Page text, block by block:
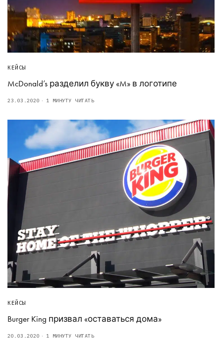
КЕЙСЫ
McDonald’s разделил букву «M» в логотипе
23.03.2020 1 МИНУТУ ЧИТАТЬ
КЕЙСЫ
Burger King призвал «оставаться дома»
20.03.2020 1 МИНУТУ ЧИТАТЬ